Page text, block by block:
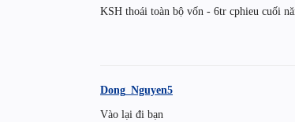
KSH thoái toàn bộ vốn - 6tr cphieu cuối
Dong_Nguyen5
Vào lại đi bạn